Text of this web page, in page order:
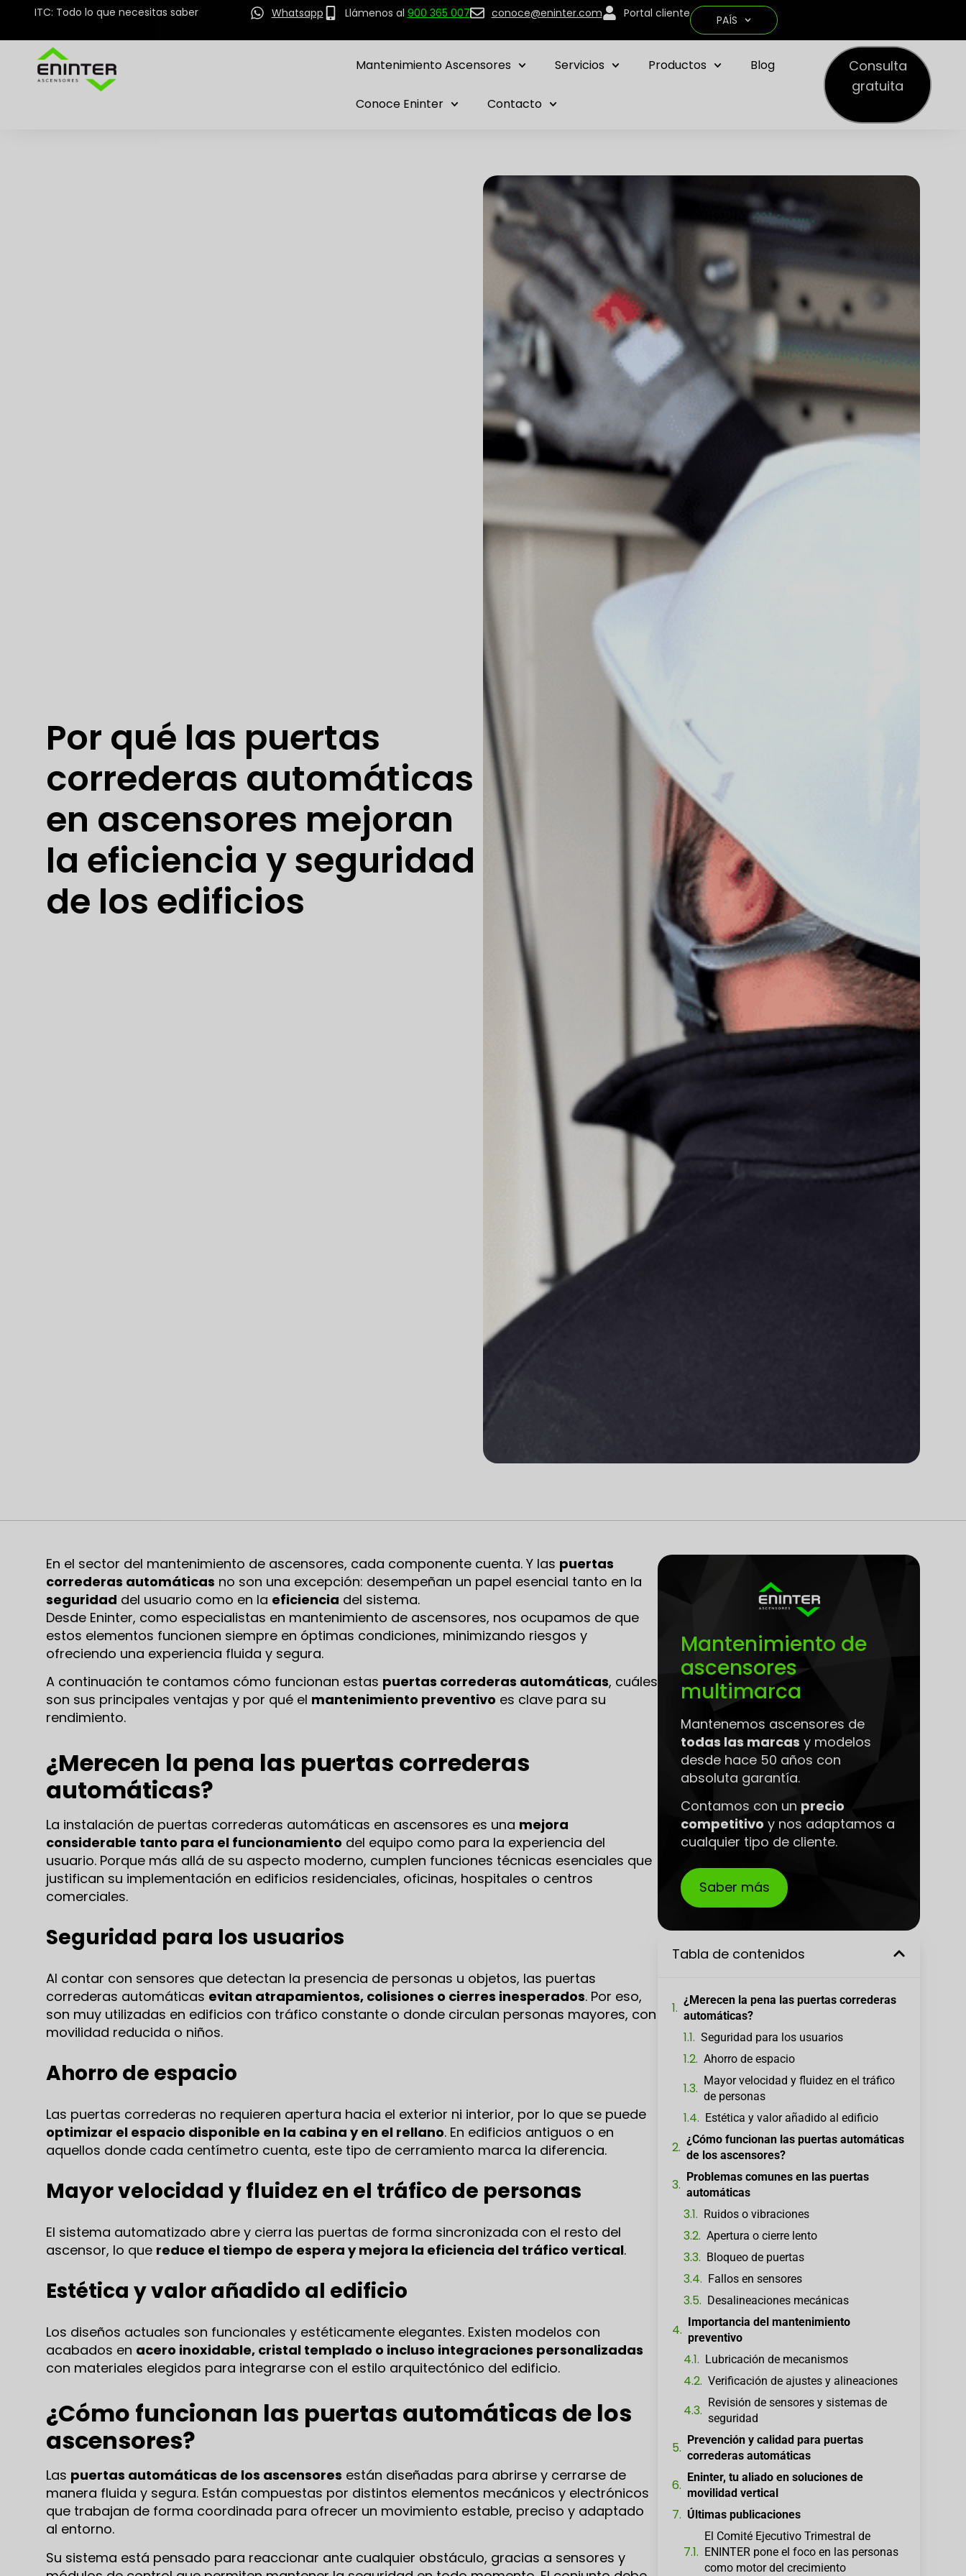
ITC: Todo lo que necesitas saber Whatsapp Llámenos al 900 365 007 conoce@eninter.com Portal cliente PAÍS
Mantenimiento Ascensores Servicios Productos Blog
Conoce Eninter Contacto
Consulta
gratuita
Por qué las puertas
correderas automáticas
en ascensores mejoran
la eficiencia y seguridad
de los edificios
En el sector del mantenimiento de ascensores, cada componente cuenta. Y las puertas
correderas automáticas no son una excepción: desempeñan un papel esencial tanto en la
seguridad del usuario como en la eficiencia del sistema.
Desde Eninter, como especialistas en mantenimiento de ascensores, nos ocupamos de que
estos elementos funcionen siempre en óptimas condiciones, minimizando riesgos y
ofreciendo una experiencia fluida y segura.
A continuación te contamos cómo funcionan estas puertas correderas automáticas, cuáles
son sus principales ventajas y por qué el mantenimiento preventivo es clave para su
rendimiento.
¿Merecen la pena las puertas correderas
automáticas?
La instalación de puertas correderas automáticas en ascensores es una mejora
considerable tanto para el funcionamiento del equipo como para la experiencia del
usuario. Porque más allá de su aspecto moderno, cumplen funciones técnicas esenciales que
justifican su implementación en edificios residenciales, oficinas, hospitales o centros
comerciales.
Seguridad para los usuarios
Al contar con sensores que detectan la presencia de personas u objetos, las puertas
correderas automáticas evitan atrapamientos, colisiones o cierres inesperados. Por eso,
son muy utilizadas en edificios con tráfico constante o donde circulan personas mayores, con
movilidad reducida o niños.
Ahorro de espacio
Las puertas correderas no requieren apertura hacia el exterior ni interior, por lo que se puede
optimizar el espacio disponible en la cabina y en el rellano. En edificios antiguos o en
aquellos donde cada centímetro cuenta, este tipo de cerramiento marca la diferencia.
Mayor velocidad y fluidez en el tráfico de personas
El sistema automatizado abre y cierra las puertas de forma sincronizada con el resto del
ascensor, lo que reduce el tiempo de espera y mejora la eficiencia del tráfico vertical.
Estética y valor añadido al edificio
Los diseños actuales son funcionales y estéticamente elegantes. Existen modelos con
acabados en acero inoxidable, cristal templado o incluso integraciones personalizadas
con materiales elegidos para integrarse con el estilo arquitectónico del edificio.
¿Cómo funcionan las puertas automáticas de los
ascensores?
Las puertas automáticas de los ascensores están diseñadas para abrirse y cerrarse de
manera fluida y segura. Están compuestas por distintos elementos mecánicos y electrónicos
que trabajan de forma coordinada para ofrecer un movimiento estable, preciso y adaptado
al entorno.
Su sistema está pensado para reaccionar ante cualquier obstáculo, gracias a sensores y
Mantenimiento de
ascensores
multimarca
Mantenemos ascensores de
todas las marcas y modelos
desde hace 50 años con
absoluta garantía.
Contamos con un precio
competitivo y nos adaptamos a
cualquier tipo de cliente.
Saber más
Tabla de contenidos
¿Merecen la pena las puertas correderas
automáticas?
Seguridad para los usuarios
Ahorro de espacio
Mayor velocidad y fluidez en el tráfico
de personas
Estética y valor añadido al edificio
¿Cómo funcionan las puertas automáticas
de los ascensores?
Problemas comunes en las puertas
automáticas
Ruidos o vibraciones
Apertura o cierre lento
Bloqueo de puertas
Fallos en sensores
Desalineaciones mecánicas
Importancia del mantenimiento
preventivo
Lubricación de mecanismos
Verificación de ajustes y alineaciones
Revisión de sensores y sistemas de
seguridad
Prevención y calidad para puertas
correderas automáticas
Eninter, tu aliado en soluciones de
movilidad vertical
Últimas publicaciones
El Comité Ejecutivo Trimestral de
ENINTER pone el foco en las personas
como motor del crecimiento